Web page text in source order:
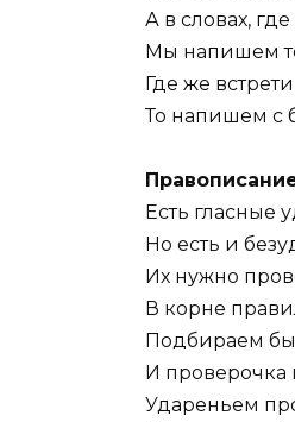
А в словах,
Мы напишем
Где же
То напишем с
Есть гласные
Но есть и
Их нужно
В корне
Подбираем
И проверочка
Удареньем